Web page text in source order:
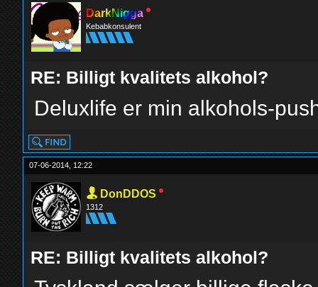
DarkNigga
Kebabkonsulent
RE: Billigt kvalitets alkohol?
Deluxlife er min alkohols-
07-06-2014, 12:22
DonDDOS
1312
RE: Billigt kvalitets alkohol?